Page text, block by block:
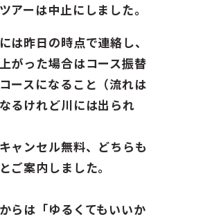
アーは中止にしました。
は昨日の時点で連絡し、
がった場合はコース振替
ースになること（流れは
るけれど川には出られ
ャンセル無料、どちらも
ご案内しました。
らは「ゆるくてもいいか